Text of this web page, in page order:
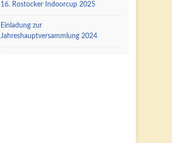
16. Rostocker Indoorcup 2025
Einladung zur
Jahreshauptversammlung 2024